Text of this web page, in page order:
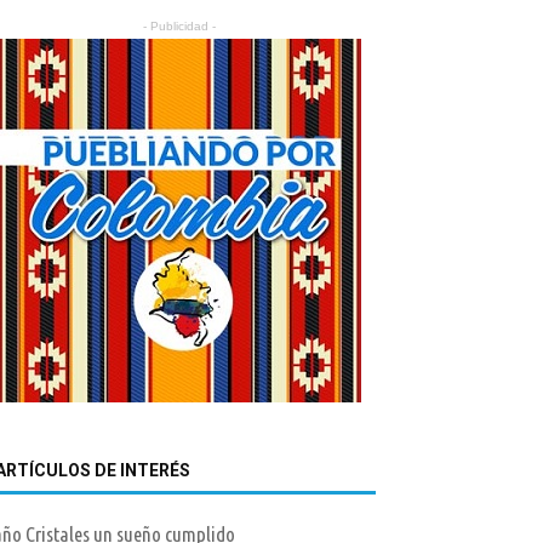
- Publicidad -
DE INTERÉS
Cristales un sueño cumplido